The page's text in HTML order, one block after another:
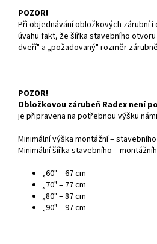
POZOR!
Při objednávání obložkových zárubní
úvahu fakt, že šířka stavebního
dveří" a „požadovaný" rozměr
POZOR!
Obložkovou zárubeň Radex není
je připravena na potřebnou výšku
Minimální výška montážní –
Minimální šířka stavebního –
„60" – 67 cm
„70" – 77 cm
„80" – 87 cm
„90" – 97 cm